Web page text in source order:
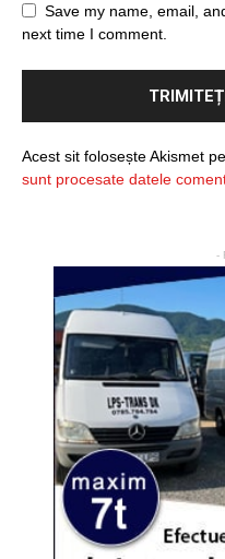
Save my name, email,
next time I comment.
Acest sit folosește Akismet
sunt procesate datele
-